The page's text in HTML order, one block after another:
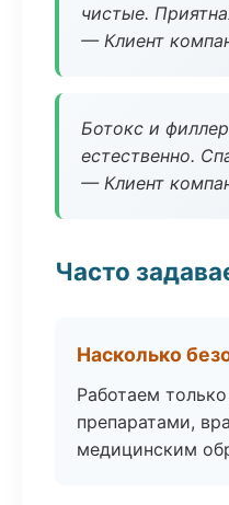
чистые.
— Клиент
Ботокс и
естественно.
— Клиент
Часто
Насколько
Работаем
препаратами,
медицинским